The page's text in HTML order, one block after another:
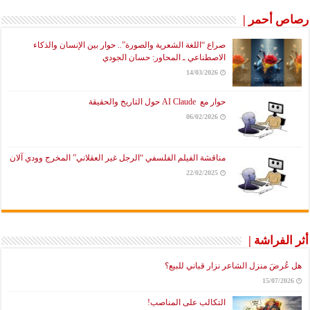
رصاص أحمر |
صراع “اللغة الشعرية والصورة”.. حوار بين الإنسان والذكاء
الاصطناعي ـ المحاور: حسان الجودي
14/03/2026
حوار مع AI Claude حول التاريخ والحقيقة
06/02/2026
مناقشة الفيلم الفلسفي “الرجل غير العقلاني” المخرج وودي آلان
22/02/2025
أثر الفراشة |
هل عُرضَ منزل الشاعر نزار قباني للبيع؟
15/07/2026
التكالب على المناصب!